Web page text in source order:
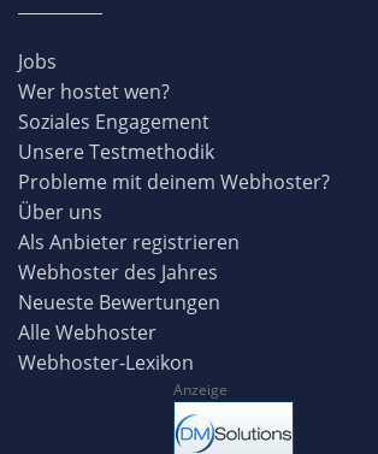
Jobs
Wer hostet wen?
Soziales Engagement
Unsere Testmethodik
Probleme mit deinem Webhoster?
Über uns
Als Anbieter registrieren
Webhoster des Jahres
Neueste Bewertungen
Alle Webhoster
Webhoster-Lexikon
Anzeige